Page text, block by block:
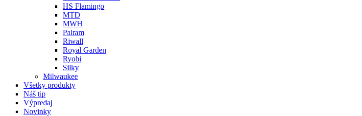
HS Flamingo
MTD
MWH
Palram
Riwall
Royal Garden
Ryobi
Silky
Milwaukee
Všetky produkty
Náš tip
Výpredaj
Novinky